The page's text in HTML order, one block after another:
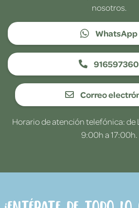
nosotros.
WhatsApp
916597360
Correo
Horario de atención telefónica: de
9:00h a 17:00h.